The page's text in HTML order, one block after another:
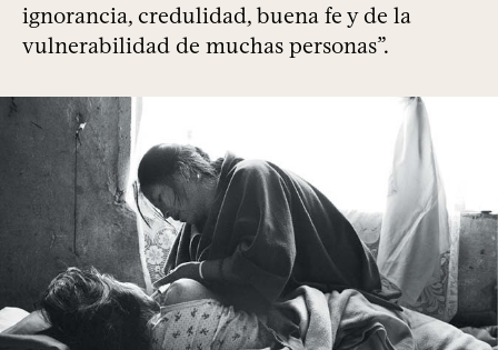
ignorancia, credulidad, buena fe y de la
vulnerabilidad de muchas personas”.